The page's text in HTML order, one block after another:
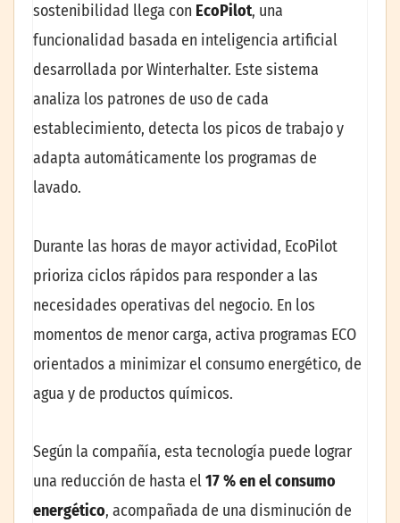
sostenibilidad llega con EcoPilot, una
funcionalidad basada en inteligencia artificial
desarrollada por Winterhalter. Este sistema
analiza los patrones de uso de cada
establecimiento, detecta los picos de trabajo y
adapta automáticamente los programas de
lavado.
Durante las horas de mayor actividad, EcoPilot
prioriza ciclos rápidos para responder a las
necesidades operativas del negocio. En los
momentos de menor carga, activa programas ECO
orientados a minimizar el consumo energético, de
agua y de productos químicos.
Según la compañía, esta tecnología puede lograr
una reducción de hasta el17 % en el consumo
energético, acompañada de una disminución de